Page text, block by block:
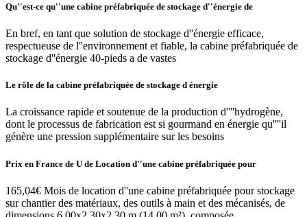
Qu''est-ce qu''une cabine préfabriquée de stockage d''énergie de
En bref, en tant que solution de stockage d''énergie efficace,
respectueuse de l''environnement et fiable, la cabine préfabriquée de
stockage d''énergie 40-pieds a de vastes
Le rôle de la cabine préfabriquée de stockage d énergie
La croissance rapide et soutenue de la production d''''hydrogène,
dont le processus de fabrication est si gourmand en énergie qu''''il
génère une pression supplémentaire sur les besoins
Prix en France de U de Location d''une cabine préfabriquée pour
165,04€ Mois de location d''une cabine préfabriquée pour stockage
sur chantier des matériaux, des outils à main et des mécanisés, de